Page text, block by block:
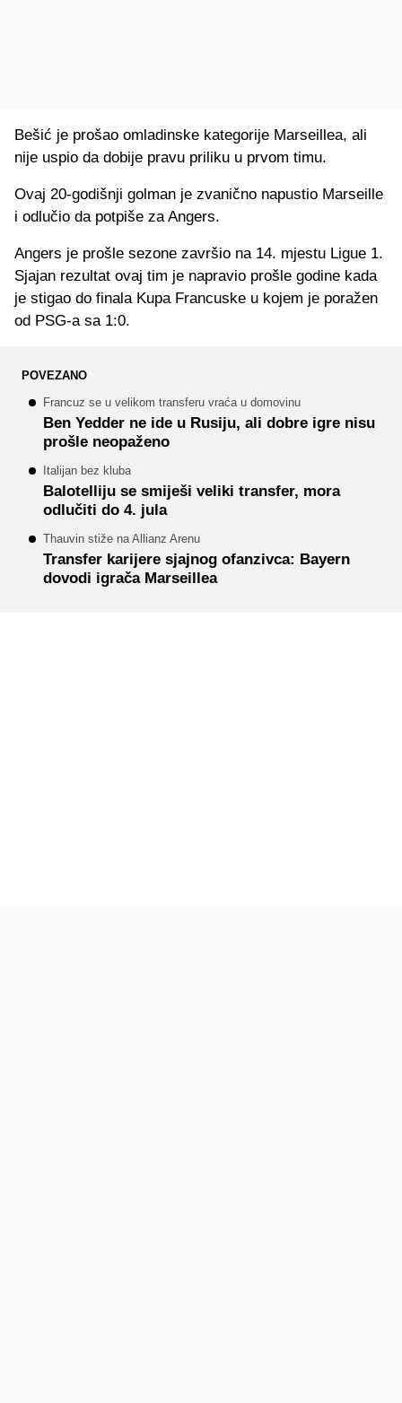
Bešić je prošao omladinske kategorije Marseillea, ali
nije uspio da dobije pravu priliku u prvom timu.
Ovaj 20-godišnji golman je zvanično napustio Marseille
i odlučio da potpiše za Angers.
Angers je prošle sezone završio na 14. mjestu Ligue 1.
Sjajan rezultat ovaj tim je napravio prošle godine kada
je stigao do finala Kupa Francuske u kojem je poražen
od PSG-a sa 1:0.
POVEZANO
Francuz se u velikom transferu vraća u domovinu
Ben Yedder ne ide u Rusiju, ali dobre igre nisu
prošle neopaženo
Italijan bez kluba
Balotelliju se smiješi veliki transfer, mora
odlučiti do 4. jula
Thauvin stiže na Allianz Arenu
Transfer karijere sjajnog ofanzivca: Bayern
dovodi igrača Marseillea